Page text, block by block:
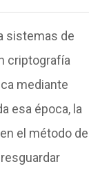
sistemas de
criptografía
mediante
esa época, la
el método de